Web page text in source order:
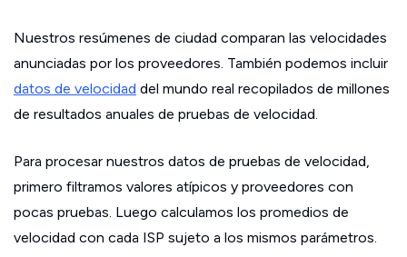
Nuestros resúmenes de ciudad comparan las velocidades
anunciadas por los proveedores. También podemos incluir
datos de velocidad del mundo real recopilados de millones
de resultados anuales de pruebas de velocidad.
Para procesar nuestros datos de pruebas de velocidad,
primero filtramos valores atípicos y proveedores con
pocas pruebas. Luego calculamos los promedios de
velocidad con cada ISP sujeto a los mismos parámetros.